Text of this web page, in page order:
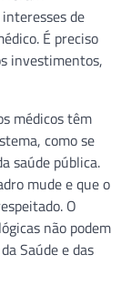
de
É preciso
investimentos,
médicos têm
como se
saúde pública.
mude e que o
O
não podem
Saúde e das